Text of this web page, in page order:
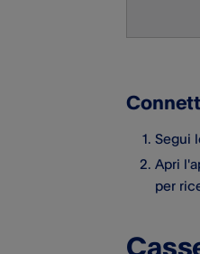
Segui
Apri
per